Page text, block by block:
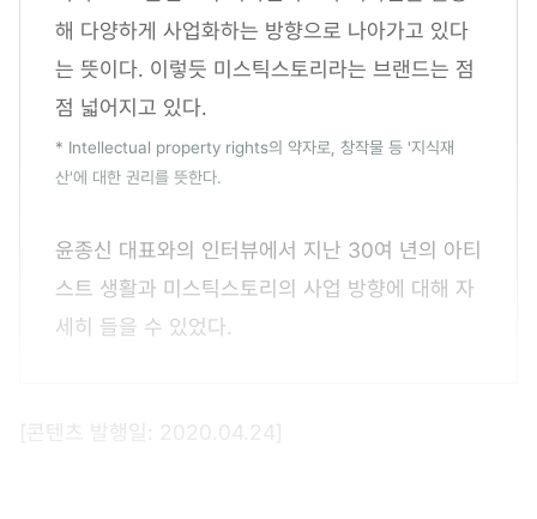
해 다양하게 사업화하는 방향으로 나아가고 있다
는 뜻이다. 이렇듯 미스틱스토리라는 브랜드는 점
점 넓어지고 있다.
* Intellectual property rights의 약자로, 창작물 등 '지식재
산'에 대한 권리를 뜻한다.
윤종신 대표와의 인터뷰에서 지난 30여 년의 아티
스트 생활과 미스틱스토리의 사업 방향에 대해 자
세히 들을 수 있었다.
[콘텐츠 발행일: 2020.04.24]